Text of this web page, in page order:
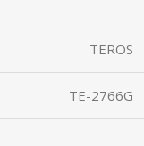
TEROS
TE-2766G